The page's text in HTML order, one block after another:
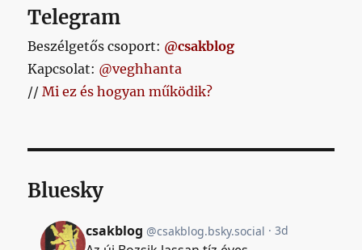
Telegram
Beszélgetős csoport: @csakblog
Kapcsolat: @veghhanta
//Mi ez és hogyan működik?
Bluesky